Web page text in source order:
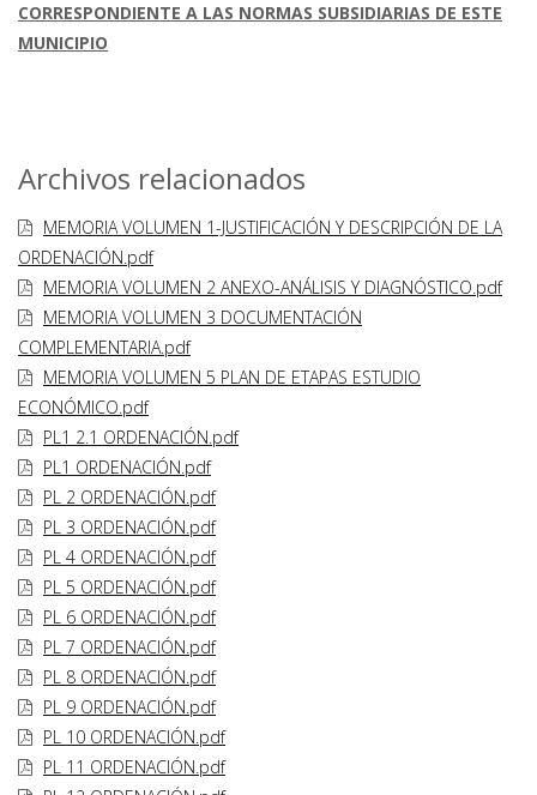
CORRESPONDIENTE A LAS NORMAS SUBSIDIARIAS DE ESTE
MUNICIPIO
Archivos relacionados
MEMORIA VOLUMEN 1-JUSTIFICACIÓN Y DESCRIPCIÓN DE LA
ORDENACIÓN.pdf
MEMORIA VOLUMEN 2 ANEXO-ANÁLISIS Y DIAGNÓSTICO.pdf
MEMORIA VOLUMEN 3 DOCUMENTACIÓN
COMPLEMENTARIA.pdf
MEMORIA VOLUMEN 5 PLAN DE ETAPAS ESTUDIO
ECONÓMICO.pdf
PL1 2.1 ORDENACIÓN.pdf
PL1 ORDENACIÓN.pdf
PL 2 ORDENACIÓN.pdf
PL 3 ORDENACIÓN.pdf
PL 4 ORDENACIÓN.pdf
PL 5 ORDENACIÓN.pdf
PL 6 ORDENACIÓN.pdf
PL 7 ORDENACIÓN.pdf
PL 8 ORDENACIÓN.pdf
PL 9 ORDENACIÓN.pdf
PL 10 ORDENACIÓN.pdf
PL 11 ORDENACIÓN.pdf